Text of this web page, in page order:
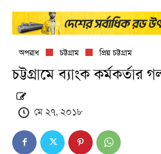
অপরাধ চট্টগ্রাম প্রিয় চট্টগ্রাম
চট্টগ্রামে ব্যাংক কর্মকর্তার
মে ২৭, ২০১৮